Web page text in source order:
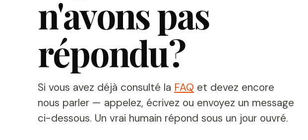
n'avons pas
répondu?
Si vous avez déjà consulté la FAQ et devez encore
nous parler — appelez, écrivez ou envoyez un message
ci-dessous. Un vrai humain répond sous un jour ouvré.